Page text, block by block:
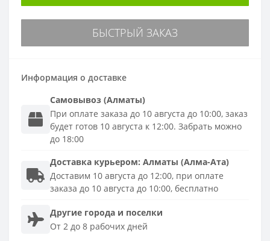
БЫСТРЫЙ ЗАКАЗ
Информация о доставке
Самовывоз (Алматы)
При оплате заказа до 10 августа до 10:00, заказ
будет готов 10 августа к 12:00. Забрать можно
до 18:00
Доставка курьером: Алматы (Алма-Ата)
Доставим 10 августа до 12:00, при оплате
заказа до 10 августа до 10:00, бесплатно
Другие города и поселки
От 2 до 8 рабочих дней